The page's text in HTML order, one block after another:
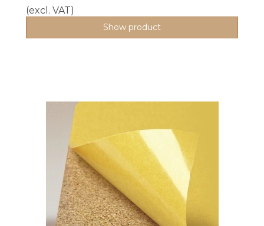
(excl. VAT)
Show product